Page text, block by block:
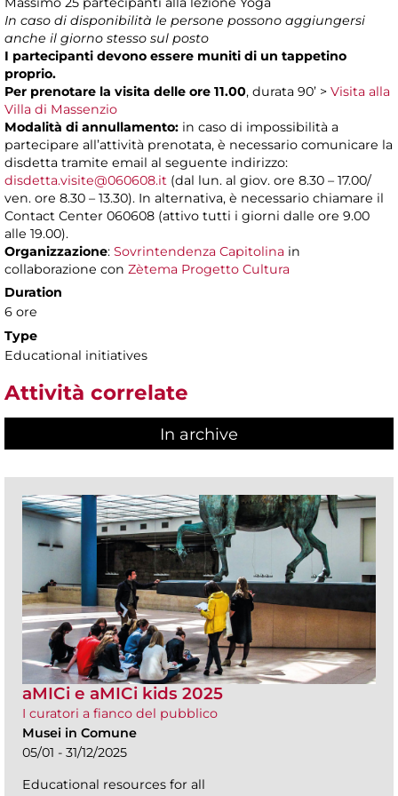
In caso di disponibilità le persone possono aggiungersi
anche il giorno stesso sul posto
I partecipanti devono essere muniti di un tappetino
proprio.
Per prenotare la visita delle ore 11.00, durata 90’ > Visita alla
Villa di Massenzio
Modalità di annullamento: in caso di impossibilità a
partecipare all’attività prenotata, è necessario comunicare la
disdetta tramite email al seguente indirizzo:
disdetta.visite@060608.it (dal lun. al giov. ore 8.30 – 17.00/
ven. ore 8.30 – 13.30). In alternativa, è necessario chiamare il
Contact Center 060608 (attivo tutti i giorni dalle ore 9.00
alle 19.00).
Organizzazione: Sovrintendenza Capitolina in
collaborazione con Zètema Progetto Cultura
Duration
6 ore
Type
Educational initiatives
Attività correlate
In archive
aMICi e aMICi kids 2025
I curatori a fianco del pubblico
Musei in Comune
05/01 - 31/12/2025
Educational resources for all